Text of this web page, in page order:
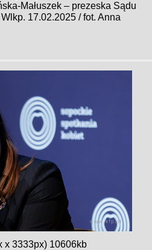
Małuszek – prezeska Sądu
17.02.2025 / fot. Anna
x 3333px) 10606kb